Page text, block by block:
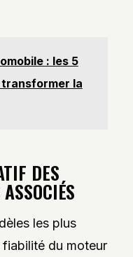
: les 5
la
DES
les plus
du moteur